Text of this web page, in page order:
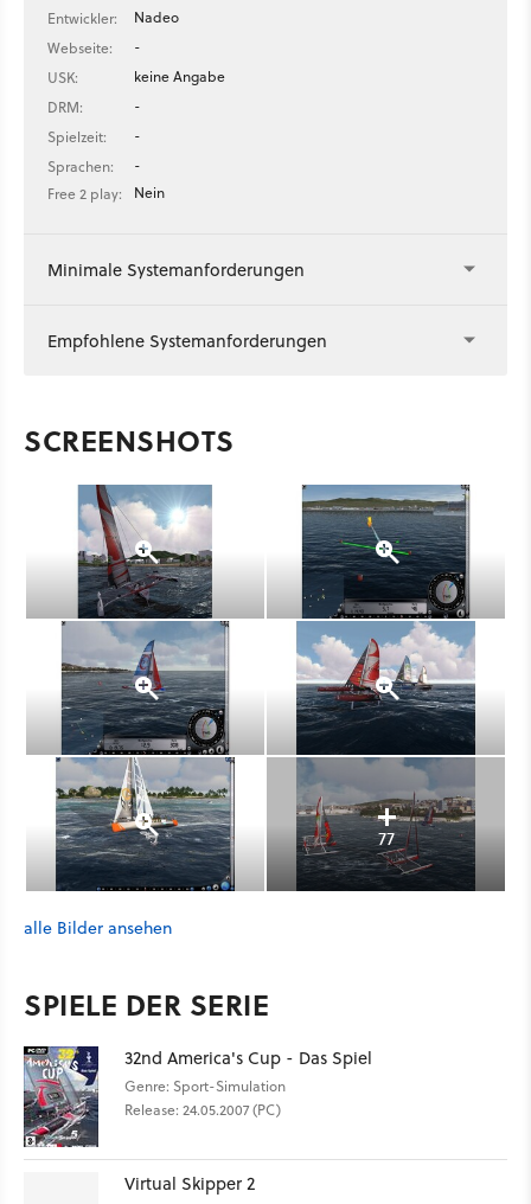
Entwickler:
Nadeo
Webseite:
-
USK:
keine Angabe
DRM:
-
Spielzeit:
-
Sprachen:
-
Free 2 play:
Nein
Minimale Systemanforderungen
Empfohlene Systemanforderungen
SCREENSHOTS
77
alle Bilder ansehen
SPIELE DER SERIE
32nd America's Cup - Das Spiel
Genre: Sport-Simulation
Release: 24.05.2007 (PC)
Virtual Skipper 2